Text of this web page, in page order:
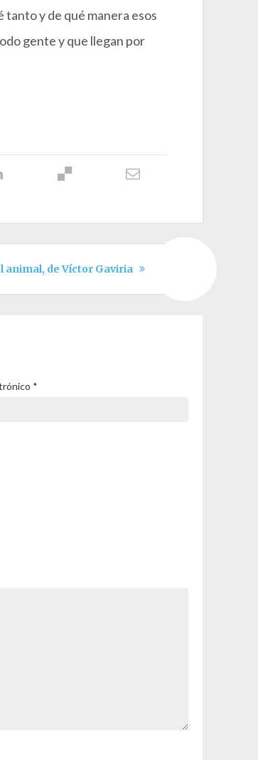
tanto y de qué manera esos
gente y que llegan por
animal, de Víctor Gaviria
*